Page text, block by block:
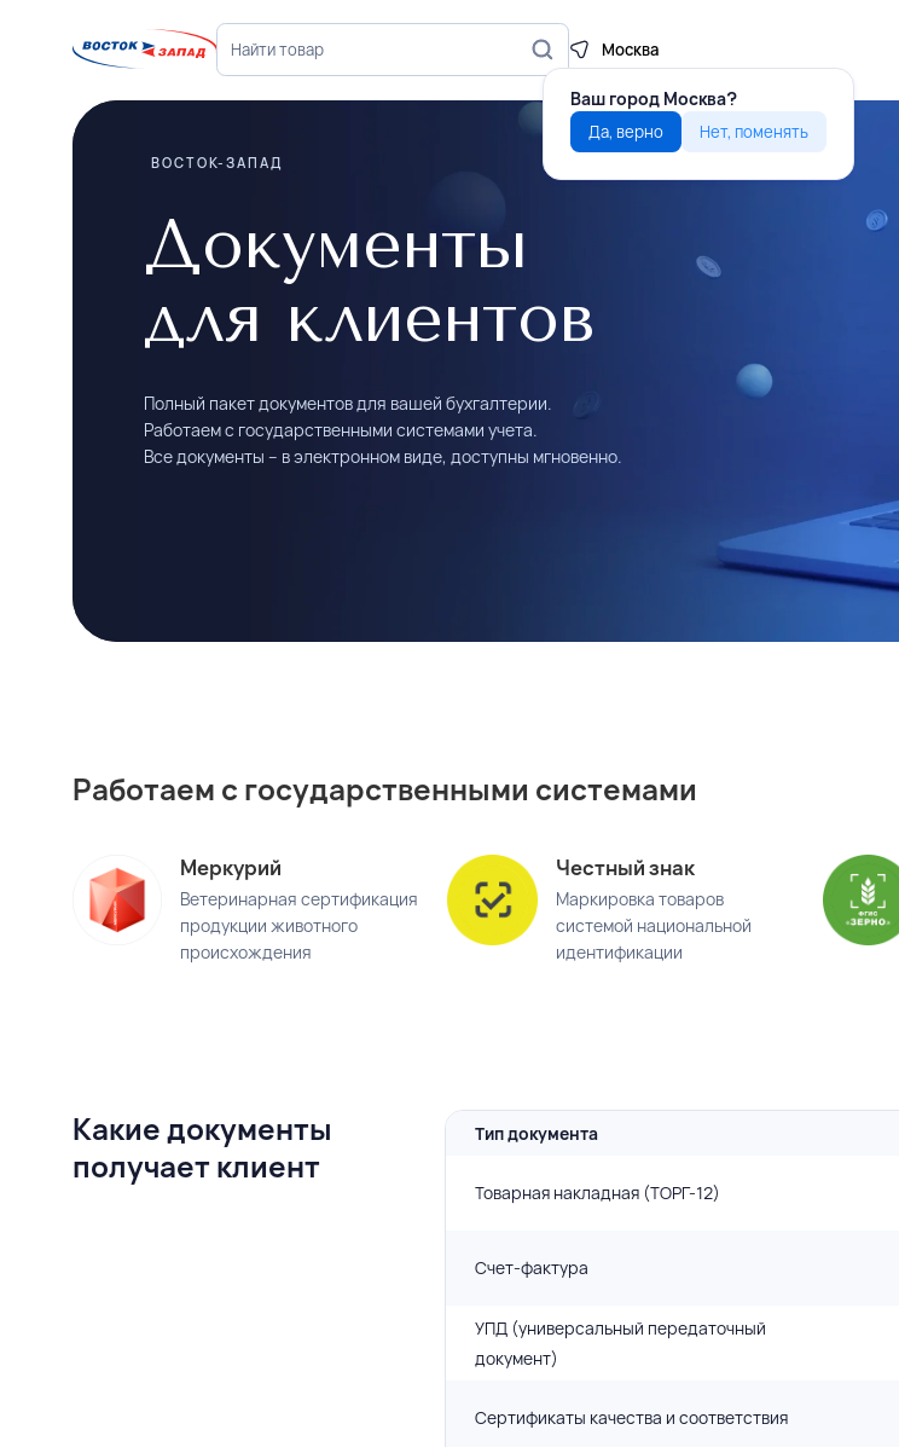
Москва
Ваш город Москва?
Да, верно Нет, поменять
ВОСТОК-ЗАПАД
Документы
для клиентов
Полный пакет документов для вашей бухгалтерии.
Работаем с государственными системами учета.
Все документы – в электронном виде, доступны мгновенно.
Работаем с государственными системами
Меркурий
Ветеринарная сертификация
продукции животного
происхождения
Честный знак
Маркировка товаров
системой национальной
идентификации
Какие документы
получает клиент
Тип документа
Товарная накладная (ТОРГ-12)
Счет-фактура
УПД (универсальный передаточный
документ)
Сертификаты качества и соответствия